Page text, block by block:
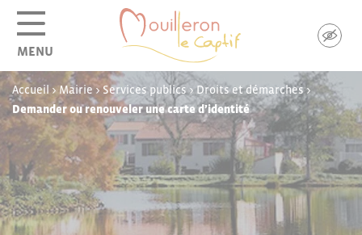
MENU
Accueil >Mairie> Services publics>Droits et démarches>
Demander ou renouveler une carte d’identité
Panneau de gestion des cookies